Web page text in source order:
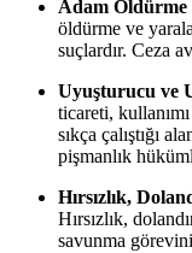
Adam Öldürme
öldürme ve
suçlardır. Ceza
Uyuşturucu ve
ticareti,
sıkça çalıştığı
pişmanlık
Hırsızlık,
Hırsızlık,
savunma